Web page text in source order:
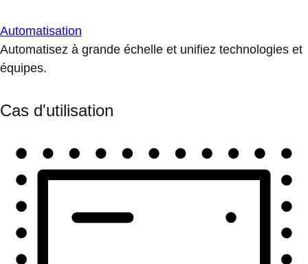
Automatisation
Automatisez à grande échelle et unifiez technologies et
équipes.
Cas d'utilisation